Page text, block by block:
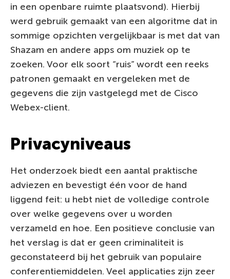
in een openbare ruimte plaatsvond). Hierbij
werd gebruik gemaakt van een algoritme dat in
sommige opzichten vergelijkbaar is met dat van
Shazam en andere apps om muziek op te
zoeken. Voor elk soort “ruis” wordt een reeks
patronen gemaakt en vergeleken met de
gegevens die zijn vastgelegd met de Cisco
Webex-client.
Privacyniveaus
Het onderzoek biedt een aantal praktische
adviezen en bevestigt één voor de hand
liggend feit: u hebt niet de volledige controle
over welke gegevens over u worden
verzameld en hoe. Een positieve conclusie van
het verslag is dat er geen criminaliteit is
geconstateerd bij het gebruik van populaire
conferentiemiddelen. Veel applicaties zijn zeer